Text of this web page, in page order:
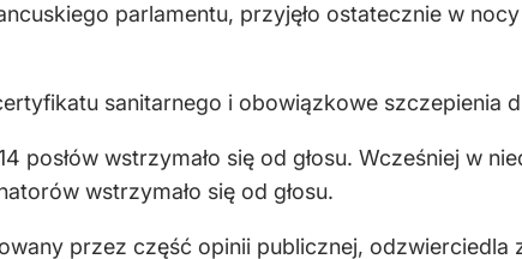
parlamentu, przyjęło ostatecznie w
sanitarnego i obowiązkowe szczepienia
posłów wstrzymało się od głosu. Wcześniej w
wstrzymało się od głosu.
przez część opinii publicznej, odzwierciedla